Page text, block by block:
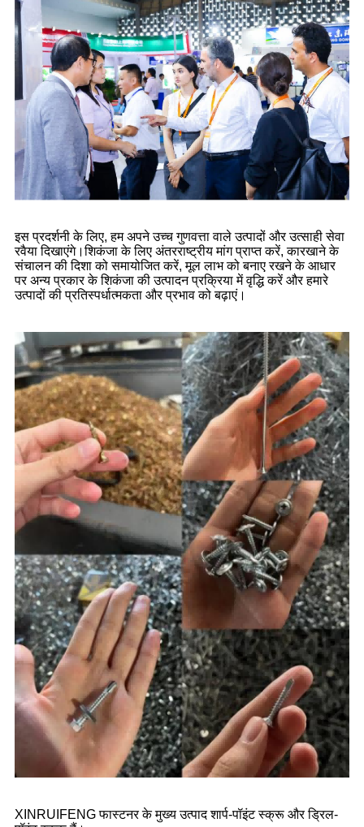
इस प्रदर्शनी के लिए, हम अपने उच्च गुणवत्ता वाले उत्पादों और उत्साही सेवा
रवैया दिखाएंगे।शिकंजा के लिए अंतरराष्ट्रीय मांग प्राप्त करें, कारखाने के
संचालन की दिशा को समायोजित करें, मूल लाभ को बनाए रखने के आधार
पर अन्य प्रकार के शिकंजा की उत्पादन प्रक्रिया में वृद्धि करें और हमारे
उत्पादों की प्रतिस्पर्धात्मकता और प्रभाव को बढ़ाएं।
XINRUIFENG फास्टनर के मुख्य उत्पाद शार्प-पॉइंट स्क्रू और ड्रिल-